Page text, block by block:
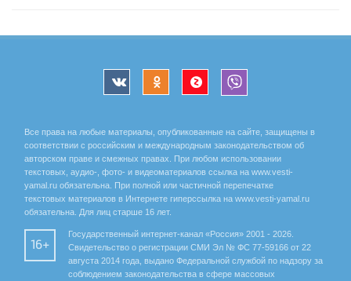
Все права на любые материалы, опубликованные на сайте, защищены в
соответствии с российским и международным законодательством об
авторском праве и смежных правах. При любом использовании
текстовых, аудио-, фото- и видеоматериалов ссылка на www.vesti-
yamal.ru обязательна. При полной или частичной перепечатке
текстовых материалов в Интернете гиперссылка на www.vesti-yamal.ru
обязательна. Для лиц старше 16 лет.
16+
Государственный интернет-канал «Россия» 2001 - 2026.
Свидетельство о регистрации СМИ Эл № ФС 77-59166 от 22
августа 2014 года, выдано Федеральной службой по надзору за
соблюдением законодательства в сфере массовых